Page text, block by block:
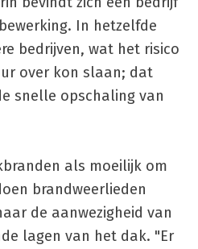
In hetzelfde
bedrijven, wat het risico
over kon slaan; dat
snelle opschaling van
als moeilijk om
brandweerlieden
de aanwezigheid van
lagen van het dak. "Er